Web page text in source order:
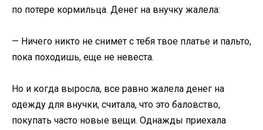
по потере кормильца. Денег на внучку жалела:
— Ничего никто не снимет с тебя твое платье и пальто,
пока походишь, еще не невеста.
Но и когда выросла, все равно жалела денег на
одежду для внучки, считала, что это баловство,
покупать часто новые вещи. Однажды приехала